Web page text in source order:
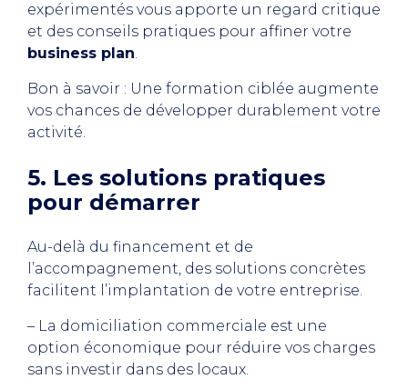
expérimentés vous apporte un regard critique
et des conseils pratiques pour affiner votre
business plan.
Bon à savoir : Une formation ciblée augmente
vos chances de développer durablement votre
activité.
5. Les solutions pratiques
pour démarrer
Au-delà du financement et de
l’accompagnement, des solutions concrètes
facilitent l’implantation de votre entreprise.
– La domiciliation commerciale est une
option économique pour réduire vos charges
sans investir dans des locaux.